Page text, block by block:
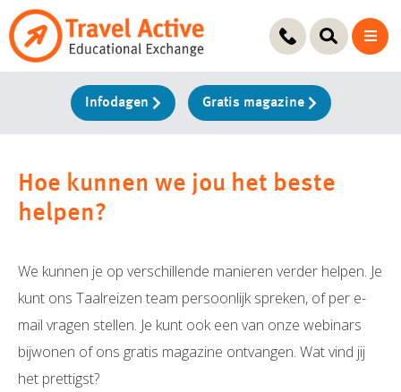
Ga
naar
Infodagen Gratis magazine
Hoe kunnen we jou het beste
helpen?
We kunnen je op verschillende manieren verder helpen. Je
kunt ons Taalreizen team persoonlijk spreken, of per e-
mail vragen stellen. Je kunt ook een van onze webinars
bijwonen of ons gratis magazine ontvangen. Wat vind jij
het prettigst?